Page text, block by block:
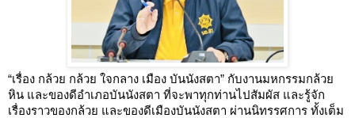
“เรื่อง กล้วย กล้วย ใจกลาง เมือง บันนังสตา” กับงานมหกรรมกล้วย
หิน และของดีอำเภอบันนังสตา ที่จะพาทุกท่านไปสัมผัส และรู้จัก
เรื่องราวของกล้วย และของดีเมืองบันนังสตา ผ่านนิทรรศการ ทั้งเต็ม